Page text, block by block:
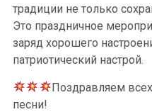
традиции не только
Это праздничное
заряд хорошего
патриотический настрой.
Поздравляем
песни!